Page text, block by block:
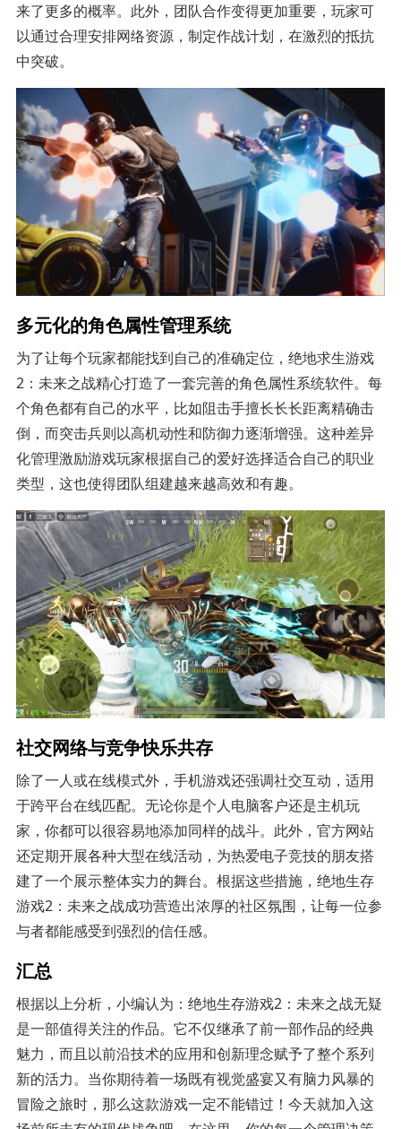
来了更多的概率。此外，团队合作变得更加重要，玩家可
以通过合理安排网络资源，制定作战计划，在激烈的抵抗
中突破。
多元化的角色属性管理系统
为了让每个玩家都能找到自己的准确定位，绝地求生游戏
2：未来之战精心打造了一套完善的角色属性系统软件。每
个角色都有自己的水平，比如阻击手擅长长长距离精确击
倒，而突击兵则以高机动性和防御力逐渐增强。这种差异
化管理激励游戏玩家根据自己的爱好选择适合自己的职业
类型，这也使得团队组建越来越高效和有趣。
社交网络与竞争快乐共存
除了一人或在线模式外，手机游戏还强调社交互动，适用
于跨平台在线匹配。无论你是个人电脑客户还是主机玩
家，你都可以很容易地添加同样的战斗。此外，官方网站
还定期开展各种大型在线活动，为热爱电子竞技的朋友搭
建了一个展示整体实力的舞台。根据这些措施，绝地生存
游戏2：未来之战成功营造出浓厚的社区氛围，让每一位参
与者都能感受到强烈的信任感。
汇总
根据以上分析，小编认为：绝地生存游戏2：未来之战无疑
是一部值得关注的作品。它不仅继承了前一部作品的经典
魅力，而且以前沿技术的应用和创新理念赋予了整个系列
新的活力。当你期待着一场既有视觉盛宴又有脑力风暴的
冒险之旅时，那么这款游戏一定不能错过！今天就加入这